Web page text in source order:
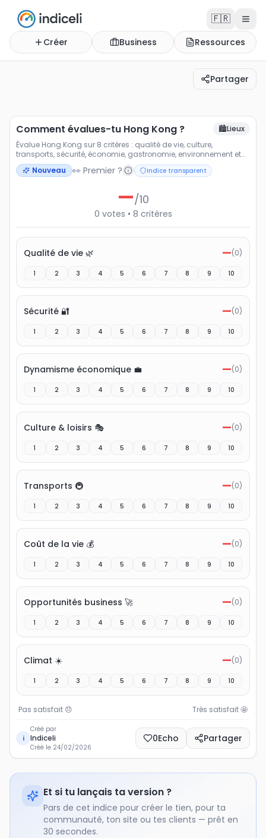
🇫🇷
Créer Business Ressources
Partager
Comment évalues-tu Hong Kong ?
Évalue Hong Kong sur 8 critères : qualité de vie,
Comment évalues-tu Hong Kong ? 🏙️Lieux
Évalue Hong Kong sur 8 critères : qualité de vie, culture,
transports, sécurité, économie, gastronomie, environnement et
loisirs.
Nouveau 👀 Premier ? Indice transparent
—/10
0 votes • 8 critères
Qualité de vie 🌿 —(0)
1 2 3 4 5 6 7 8 9 10
Sécurité 🔐 —(0)
1 2 3 4 5 6 7 8 9 10
Dynamisme économique 💼 —(0)
1 2 3 4 5 6 7 8 9 10
Culture & loisirs 🎭 —(0)
1 2 3 4 5 6 7 8 9 10
Transports 🚇 —(0)
1 2 3 4 5 6 7 8 9 10
Coût de la vie 💰 —(0)
1 2 3 4 5 6 7 8 9 10
Opportunités business 🚀 —(0)
1 2 3 4 5 6 7 8 9 10
Climat ☀️ —(0)
1 2 3 4 5 6 7 8 9 10
Pas satisfait 😞 Très satisfait🤩
i
Créé par
Indiceli
Créé le 24/02/2026
0Echo Partager
Et si tu lançais ta version ?
Pars de cet indice pour créer le tien, pour ta
communauté, ton site ou tes clients — prêt en
30 secondes.